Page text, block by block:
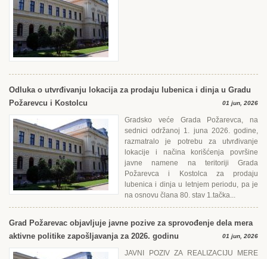
Odluka o utvrđivanju lokacija za prodaju lubenica i dinja u Gradu
Požarevcu i Kostolcu
01 jun, 2026
Gradsko veće Grada Požarevca, na
sednici održanoj 1. juna 2026. godine,
razmatralo je potrebu za utvrđivanje
lokacije i načina korišćenja površine
javne namene na teritoriji Grada
Požarevca i Kostolca za prodaju
lubenica i dinja u letnjem periodu, pa je
na osnovu člana 80. stav 1.tačka...
Grad Požarevac objavljuje javne pozive za sprovođenje dela mera
aktivne politike zapošljavanja za 2026. godinu
01 jun, 2026
JAVNI POZIV ZA RЕALIZACIJU MЕRЕ